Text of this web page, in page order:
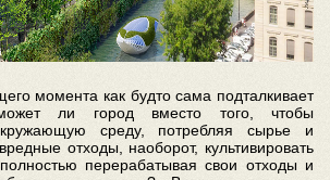
момента как будто сама подталкивает
ли город вместо того, чтобы
среду, потребляя сырье и
отходы, наоборот, культивировать
перерабатывая свои отходы и